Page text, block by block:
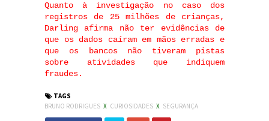
Quanto à investigação no caso dos
registros de 25 milhões de crianças,
Darling afirma não ter evidências de
que os dados caíram em mãos erradas e
que os bancos não tiveram pistas
sobre atividades que indiquem
fraudes.
TAGS
BRUNO RODRIGUES X CURIOSIDADES X SEGURANÇA